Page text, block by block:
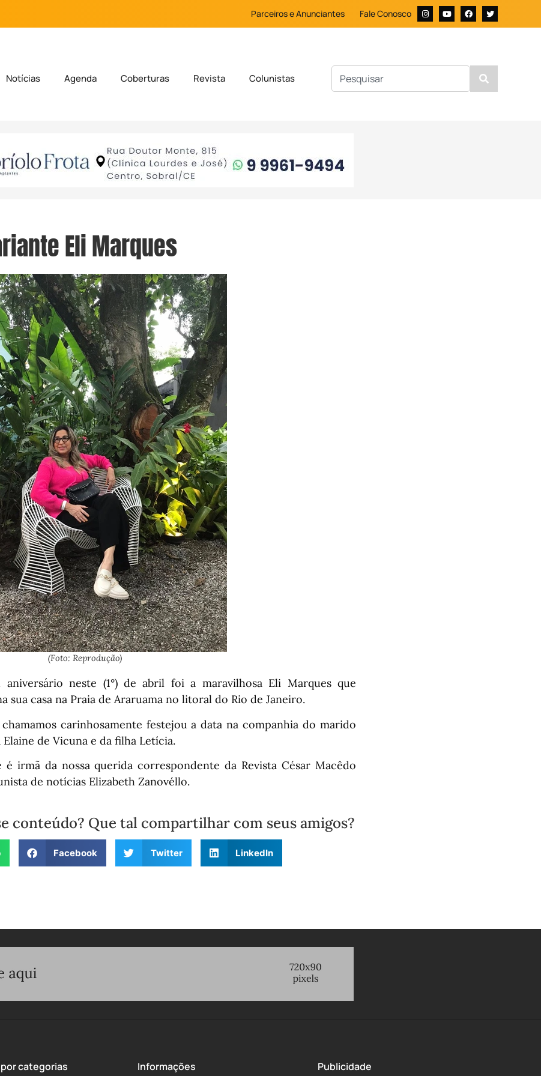
Parceiros e Anunciantes Fale Conosco
Notícias Agenda Coberturas Revista Colunistas
Eli Marques
(Foto: Reprodução)
aniversário neste (1°) de abril foi a maravilhosa Eli Marques que
sua casa na Praia de Araruama no litoral do Rio de Janeiro.
carinhosamente festejou a data na companhia do marido
de Vicuna e da filha Letícia.
é irmã da nossa querida correspondente da Revista César Macêdo
de notícias Elizabeth Zanovéllo.
conteúdo? Que tal compartilhar com seus amigos?
Facebook Twitter LinkedIn
categorias Informações Publicidade